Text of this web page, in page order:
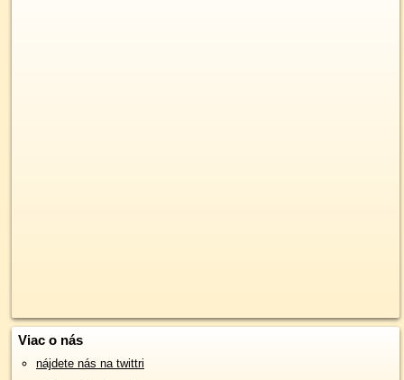
Viac o nás
nájdete nás na twittri